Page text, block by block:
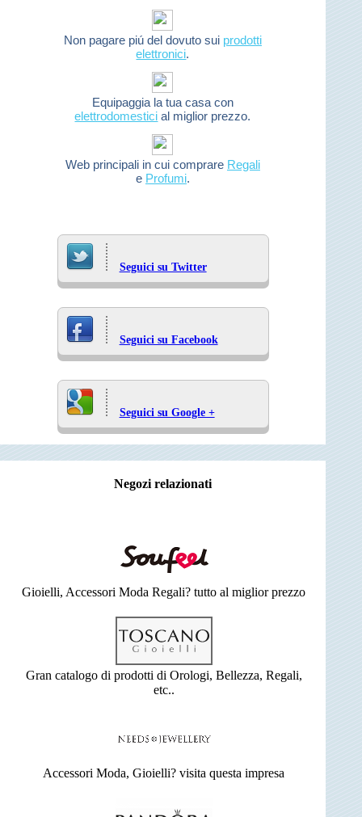
Non pagare piú del dovuto sui prodotti
elettronici.
Equipaggia la tua casa con
elettrodomestici al miglior prezzo.
Web principali in cui comprare Regali
e Profumi.
Seguici su Twitter
Seguici su Facebook
Seguici su Google +
Negozi relazionati
Gioielli, Accessori Moda Regali? tutto al miglior prezzo
Gran catalogo di prodotti di Orologi, Bellezza, Regali,
etc..
Accessori Moda, Gioielli? visita questa impresa